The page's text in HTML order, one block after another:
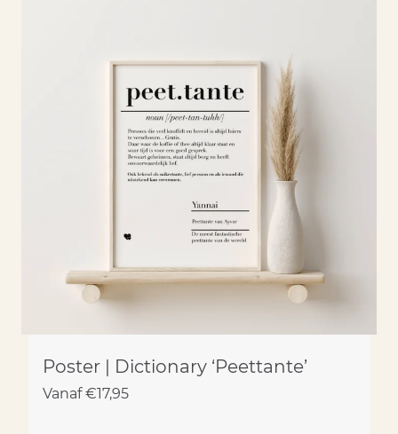
Poster | Dictionary ‘Peettante’
Vanaf €17,95